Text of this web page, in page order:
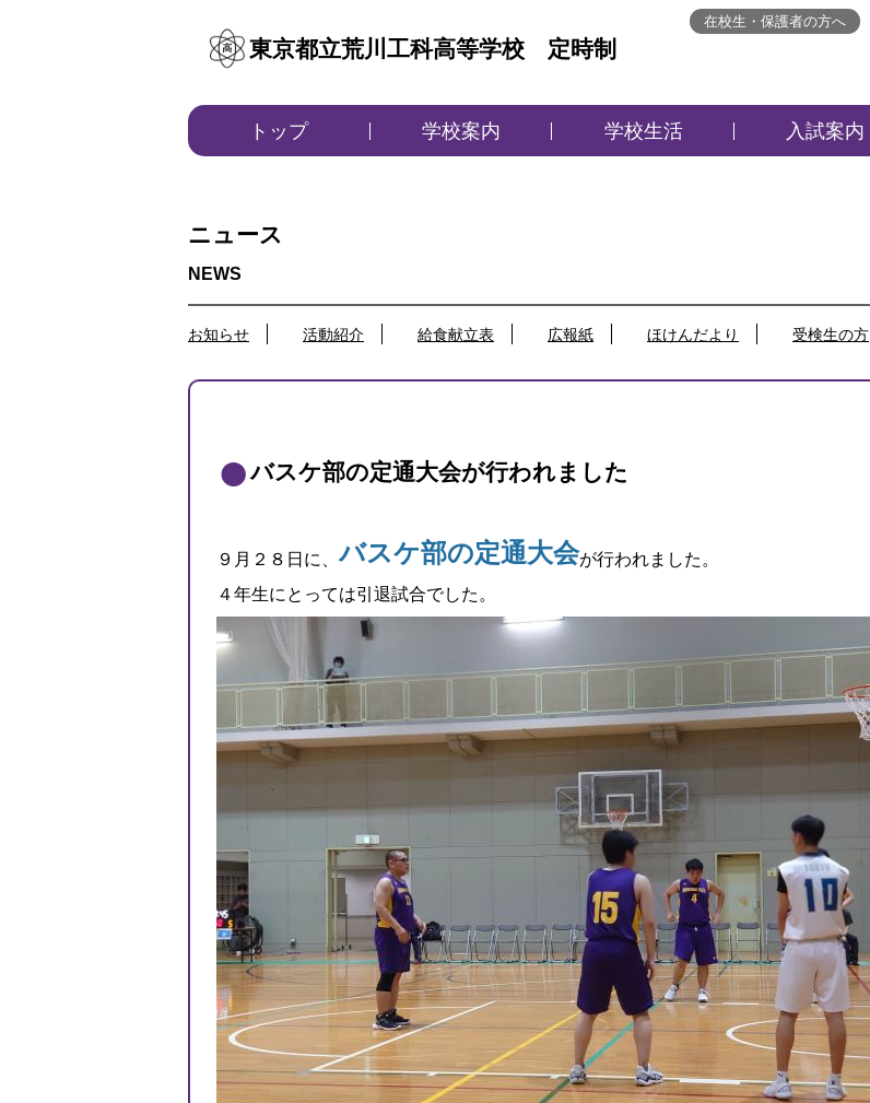
東京都立荒川工科高等学校 定時制
トップ 学校案内 学校生活 入試案内
在校生・保護者の方へ
ニュース
お知らせ 活動紹介 給食献立表 広報紙 ほけんだより 受検生の方
バスケ部の定通大会が行われました
９月２８日に、バスケ部の定通大会が行われました。
４年生にとっては引退試合でした。